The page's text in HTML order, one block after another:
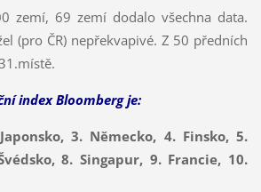
zemí, 69 zemí dodalo všechna data.
(pro ČR) nepřekvapivé. Z 50 předních
index Bloomberg je:
3. Německo, 4. Finsko, 5.
8. Singapur, 9. Francie, 10.